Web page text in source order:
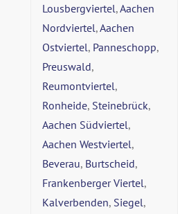
Lousbergviertel,Aachen
Nordviertel,Aachen
Ostviertel, Panneschopp,
Preuswald,
Reumontviertel,
Ronheide, Steinebrück,
Aachen Südviertel,
Aachen Westviertel,
Beverau, Burtscheid,
Frankenberger Viertel,
Kalverbenden, Siegel,